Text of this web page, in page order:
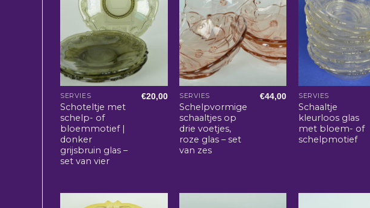
SERVIES
Schoteltje met
schelp- of
bloemmotief |
donker
grijsbruin glas –
set van vier
€20,00 SERVIES
Schelpvormige
schaaltjes op
drie voetjes,
roze glas – set
van zes
€44,00 SERVIES
Schaaltje
kleurloos glas
met bloem- of
schelpmotief